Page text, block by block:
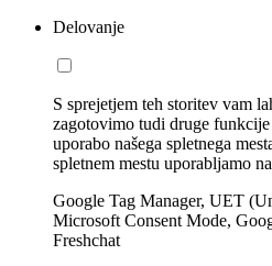
Delovanje
S sprejetjem teh storitev vam
zagotovimo tudi druge
uporabo našega spletnega
spletnem mestu uporabljamo
Google Tag Manager, UET
Microsoft Consent Mode,
Freshchat